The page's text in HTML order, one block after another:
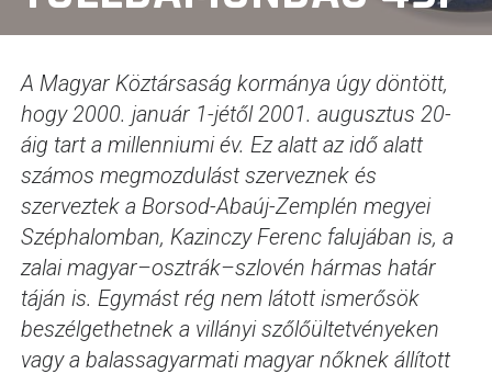
A Magyar Köztársaság kormánya úgy döntött,
hogy 2000. január 1-jétől 2001. augusztus 20-
áig tart a millenniumi év. Ez alatt az idő alatt
számos megmozdulást szerveznek és
szerveztek a Borsod-Abaúj-Zemplén megyei
Széphalomban, Kazinczy Ferenc falujában is, a
zalai magyar–osztrák–szlovén hármas határ
táján is. Egymást rég nem látott ismerősök
beszélgethetnek a villányi szőlőültetvényeken
vagy a balassagyarmati magyar nőknek állított